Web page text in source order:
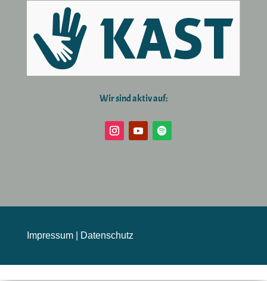
Wir sind aktiv auf:
Impressum| Datenschutz